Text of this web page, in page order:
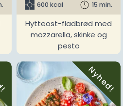
600 kcal 15 min.
Hytteost-fladbrød med
mozzarella, skinke og
pesto
Nyhed!